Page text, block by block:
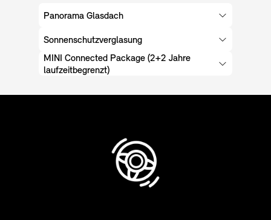
Panorama Glasdach
Sonnenschutzverglasung
MINI Connected Package (2+2 Jahre
laufzeitbegrenzt)